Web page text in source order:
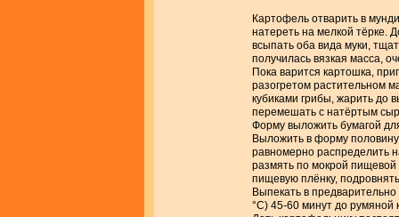
Картофель отварить в
натереть на мелкой тёрке.
всыпать оба вида муки,
получилась вязкая масса,
Пока варится картошка,
разогретом растительном
кубиками грибы, жарить до
перемешать с натёртым
Форму выложить бумагой
Выложить в форму
равномерно распределить
размять по мокрой пищевой
пищевую плёнку,
Выпекать в
°С) 45-60 минут до румяной